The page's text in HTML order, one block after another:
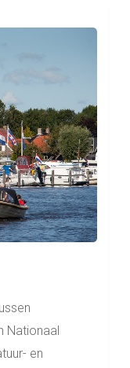
Nationaal
en